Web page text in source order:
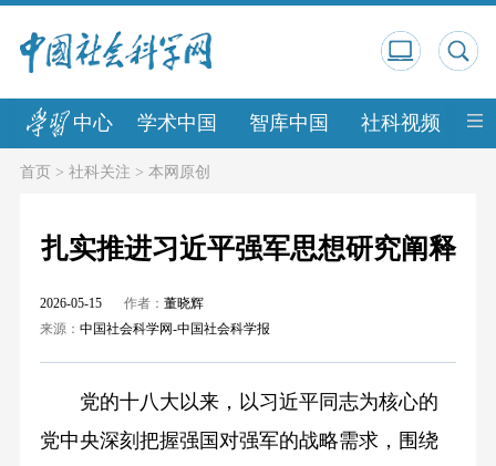
中心 学术中国 智库中国 社科视频 中
首页> 社科关注 > 本网原创
扎实推进习近平强军思想研究阐释
2026-05-15 作者： 董晓辉
来源： 中国社会科学网-中国社会科学报
党的十八大以来，以习近平同志为核心的
党中央深刻把握强国对强军的战略需求，围绕